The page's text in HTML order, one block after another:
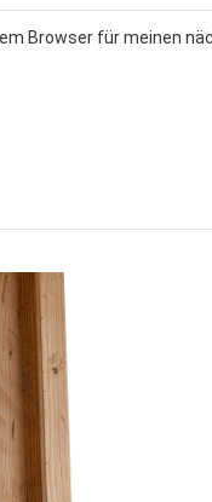
Browser für meinen